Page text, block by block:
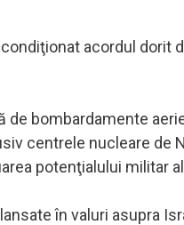
acordul dorit
de bombardamente
centrele nucleare de
potenţialului militar
în valuri asupra